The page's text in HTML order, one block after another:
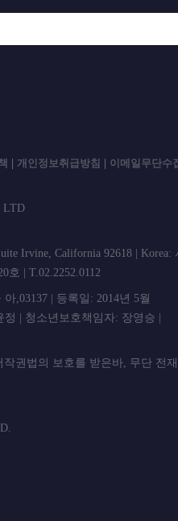
개인정보취급방침 이메일무단수
| PEDIEN co.,
Irvine, California 92618 | Korea:
호 | T.02.2252.0112
,03137 | 등록일: 2014년 5월
| 청소년보호책임자: 장영승 |
권법의 보호를 받은바, 무단 전
을 금합니